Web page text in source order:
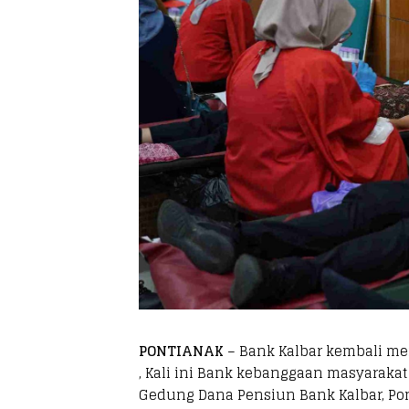
PONTIANAK – Bank Kalbar kembali
, Kali ini Bank kebanggaan
Gedung Dana Pensiun Bank Kalbar,